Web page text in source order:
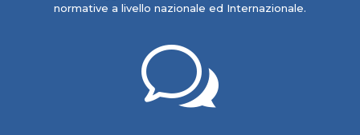
normative a livello nazionale ed Internazionale.
w